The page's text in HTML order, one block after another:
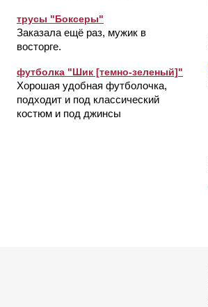
трусы "Боксеры"
Заказала ещё раз, мужик в
восторге.
футболка "Шик [темно-зеленый]"
Хорошая удобная футболочка,
подходит и под классический
костюм и под джинсы